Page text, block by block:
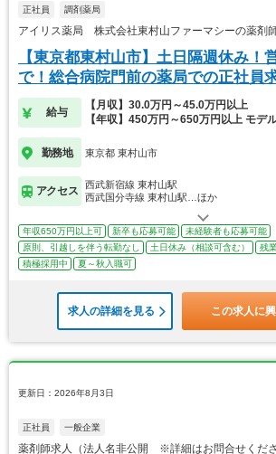
正社員 調剤薬局
アイリス薬局 株式会社東村山ファーマシーの薬剤
【東京都東村山市】土日隔週休み！
で！総合病院門前の薬局での正社員
給与
【月収】30.0万円～45.0万円以上
【年収】450万円～650万円以上 モデ
勤務地 東京都 東村山市
アクセス
西武新宿線 東村山駅
西武国分寺線 東村山駅…ほか
年収650万円以上可 新卒も応募可能
未経験者も応募可能
原則、引越しを伴う転勤なし
土日休み（相談可含む） 残
積極採用中
夏～秋入職可
求人の詳細を見る この求人に
更新日：2026年8月3日
正社員 一般企業
薬剤師求人（法人名非公開 ※詳細はお問合せくださ